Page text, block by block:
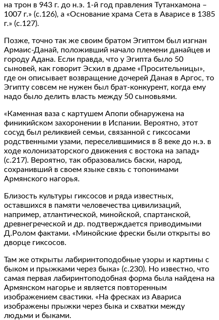
на трон в 943 г. до н.э. 1-й год правления Тутанхамона –
1007 г.» (с.126), а «Основание храма Сета в Аварисе в 1385
г.» (с.127).
Позже, точно так же своим братом Эгиптом был изгнан
Армаис-Данай, положивший начало племени данайцев и
городу Адана. Если правда, что у Эгипта было 50
сыновей, как говорит Эсхил в драме «Просительницы»,
где он описывает возвращение дочерей Даная в Аргос, то
Эгипту совсем не нужен был брат-конкурент, когда ему
надо было делить власть между 50 сыновьями.
«Каменная ваза с картушем Апопи обнаружена на
финикийском захоронении в Испании. Вероятно, этот
сосуд был реликвией семьи, связанной с гиксосами
родственными узами, переселившимися в 8 веке до н.э. в
ходе колонизаторского движения с востока на запад»
(с.217). Вероятно, так образовались баски, народ,
сохранивший в своем языке связь с топонимами
Армянского нагорья.
Близость культуры гиксосов и ряда известных,
оставшихся в памяти человечества цивилизаций,
например, атлантической, минойской, спартанской,
древнегреческой и др. подтверждается приводимыми
Д.Ролом фактами. «Минойские фрески были открыты во
дворце гиксосов.
Там же открыты лабиринтоподобные узоры и картины с
быком и прыжками через быка» (с.230). Но известно, что
самая первая лабиринтоподобная форма была найдена на
Армянском нагорье и является повторенным
изображением свастики. «На фресках из Авариса
изображены прыжки через быка и схватки между
людьми и быками.